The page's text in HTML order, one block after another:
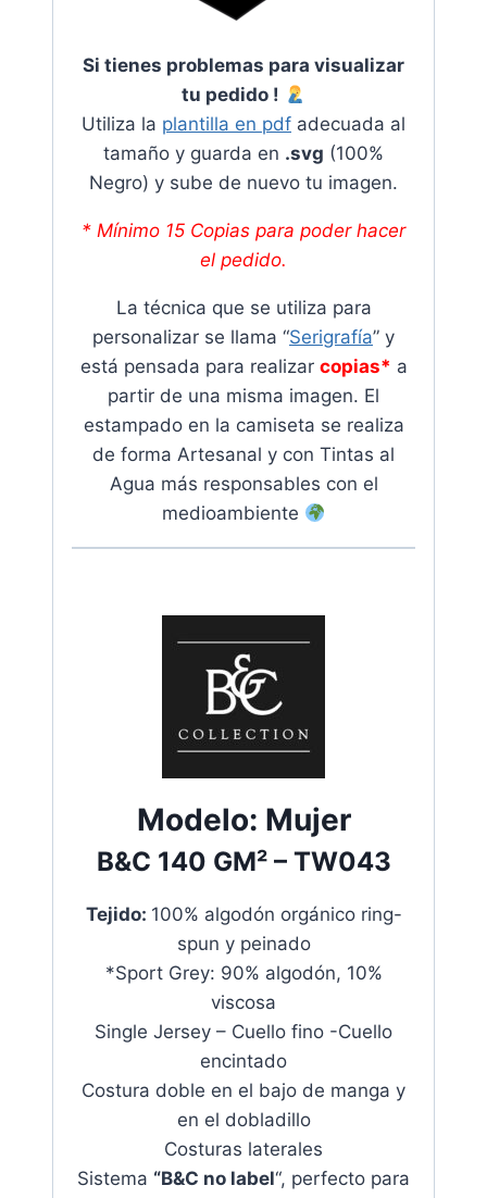
Si tienes problemas para visualizar
tu pedido !
Utiliza la plantilla en pdf adecuada al
tamaño y guarda en .svg (100%
Negro) y sube de nuevo tu imagen.
* Mínimo 15 Copias para poder hacer
el pedido.
La técnica que se utiliza para
personalizar se llama “Serigrafía” y
está pensada para realizar copias* a
partir de una misma imagen. El
estampado en la camiseta se realiza
de forma Artesanal y con Tintas al
Agua más responsables con el
medioambiente
Modelo: Mujer
B&C 140 GM²– TW043
Tejido: 100% algodón orgánico ring-
spun y peinado
*Sport Grey: 90% algodón, 10%
viscosa
Single Jersey – Cuello fino -Cuello
encintado
Costura doble en el bajo de manga y
en el dobladillo
Costuras laterales
Sistema “B&C no label“, perfecto para